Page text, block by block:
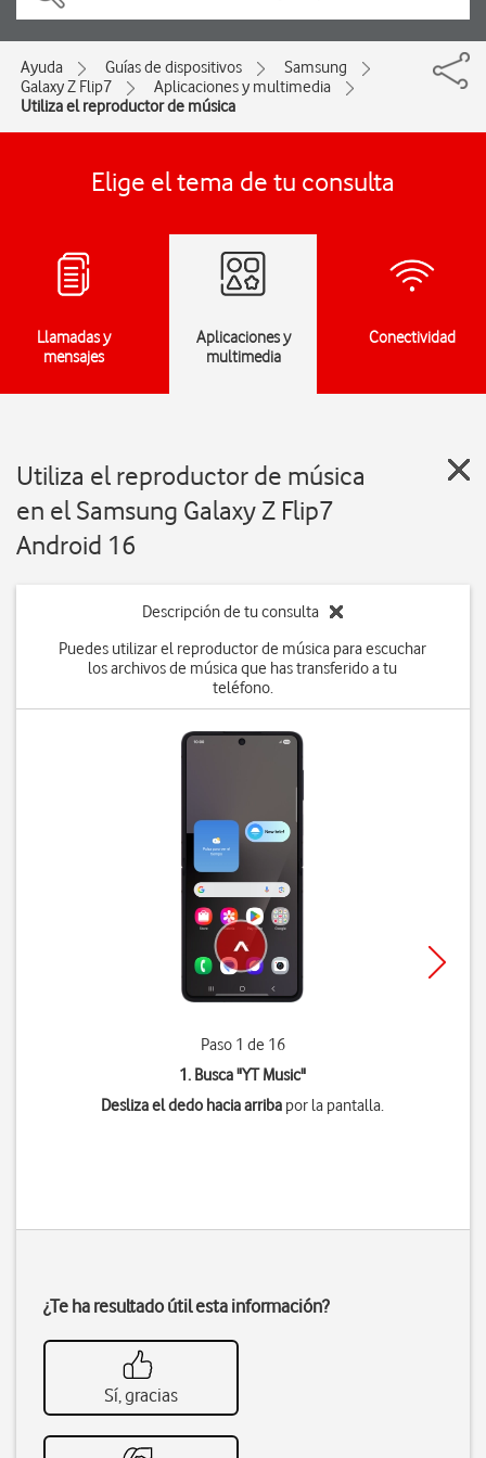
Ayuda Guías de dispositivos
Samsung
Galaxy Z Flip7
Aplicaciones y multimedia
Utiliza el reproductor de música
Elige el tema de tu consulta
Llamadas y
mensajes
Aplicaciones y
multimedia
Conectividad
Utiliza el reproductor de música
en el Samsung Galaxy Z Flip7
Android 16
Descripción de tu consulta
Puedes utilizar el reproductor de música para escuchar
los archivos de música que has transferido a tu
teléfono.
Paso 1 de 16
1. Busca "YT Music"
Desliza el dedo hacia arriba por la pantalla.
¿Te ha resultado útil esta información?
Sí, gracias